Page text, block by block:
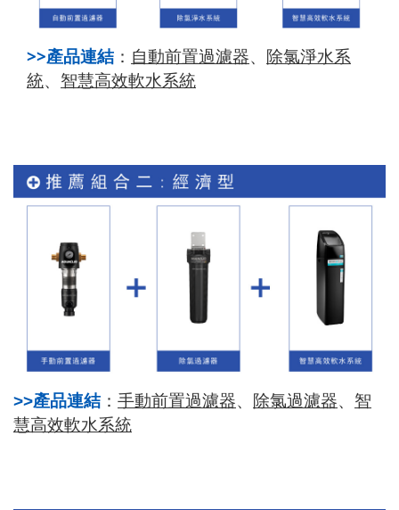
>>產品連結 ： 自動前置過濾器、 除氯淨水系
統、 智慧高效軟水系統
>>產品連結 ： 手動前置過濾器、 除氯過濾器、 智
慧高效軟水系統